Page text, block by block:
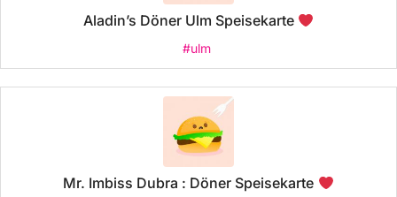
Aladin’s Döner Ulm Speisekarte
#ulm
Mr. Imbiss Dubra : Döner Speisekarte